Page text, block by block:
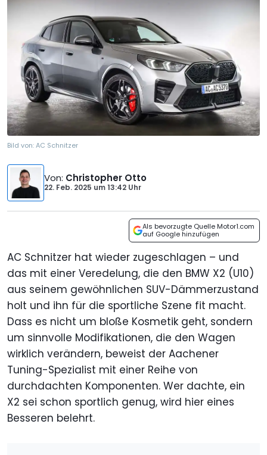
Bild von:AC Schnitzer
Von: Christopher Otto
22. Feb. 2025 um13:42 Uhr
Als bevorzugte Quelle Motor1.com
auf Google hinzufügen
AC Schnitzer hat wieder zugeschlagen – und
das mit einer Veredelung, die den BMW X2 (U10)
aus seinem gewöhnlichen SUV-Dämmerzustand
holt und ihn für die sportliche Szene fit macht.
Dass es nicht um bloße Kosmetik geht, sondern
um sinnvolle Modifikationen, die den Wagen
wirklich verändern, beweist der Aachener
Tuning-Spezialist mit einer Reihe von
durchdachten Komponenten. Wer dachte, ein
X2 sei schon sportlich genug, wird hier eines
Besseren belehrt.